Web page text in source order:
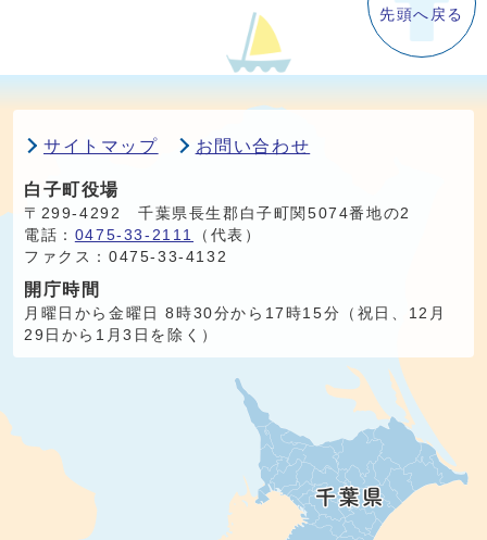
先頭へ戻る
サイトマップ お問い合わせ
白子町役場
〒299-4292 千葉県長生郡白子町関5074番地の2
電話： 0475-33-2111
（代表）
ファクス：0475-33-4132
開庁時間
月曜日から金曜日 8時30分から17時15分（祝日、12月
29日から1月3日を除く）